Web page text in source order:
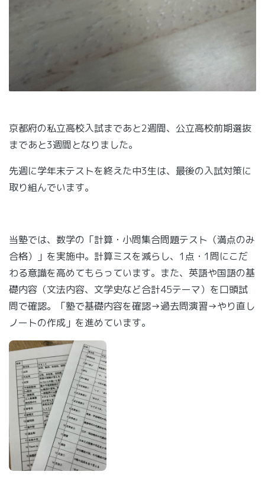
京都府の私立高校入試まであと2週間、公立高校前期選抜
まであと3週間となりました。
先週に学年末テストを終えた中3生は、最後の入試対策に
取り組んでいます。
当塾では、数学の「計算・小問集合問題テスト（満点のみ
合格）」を実施中。計算ミスを減らし、1点・1問にこだ
わる意識を高めてもらっています。また、英語や国語の基
礎内容（文法内容、文学史など合計45テーマ）を口頭試
問で確認。「塾で基礎内容を確認→過去問演習→やり直し
ノートの作成」を進めています。